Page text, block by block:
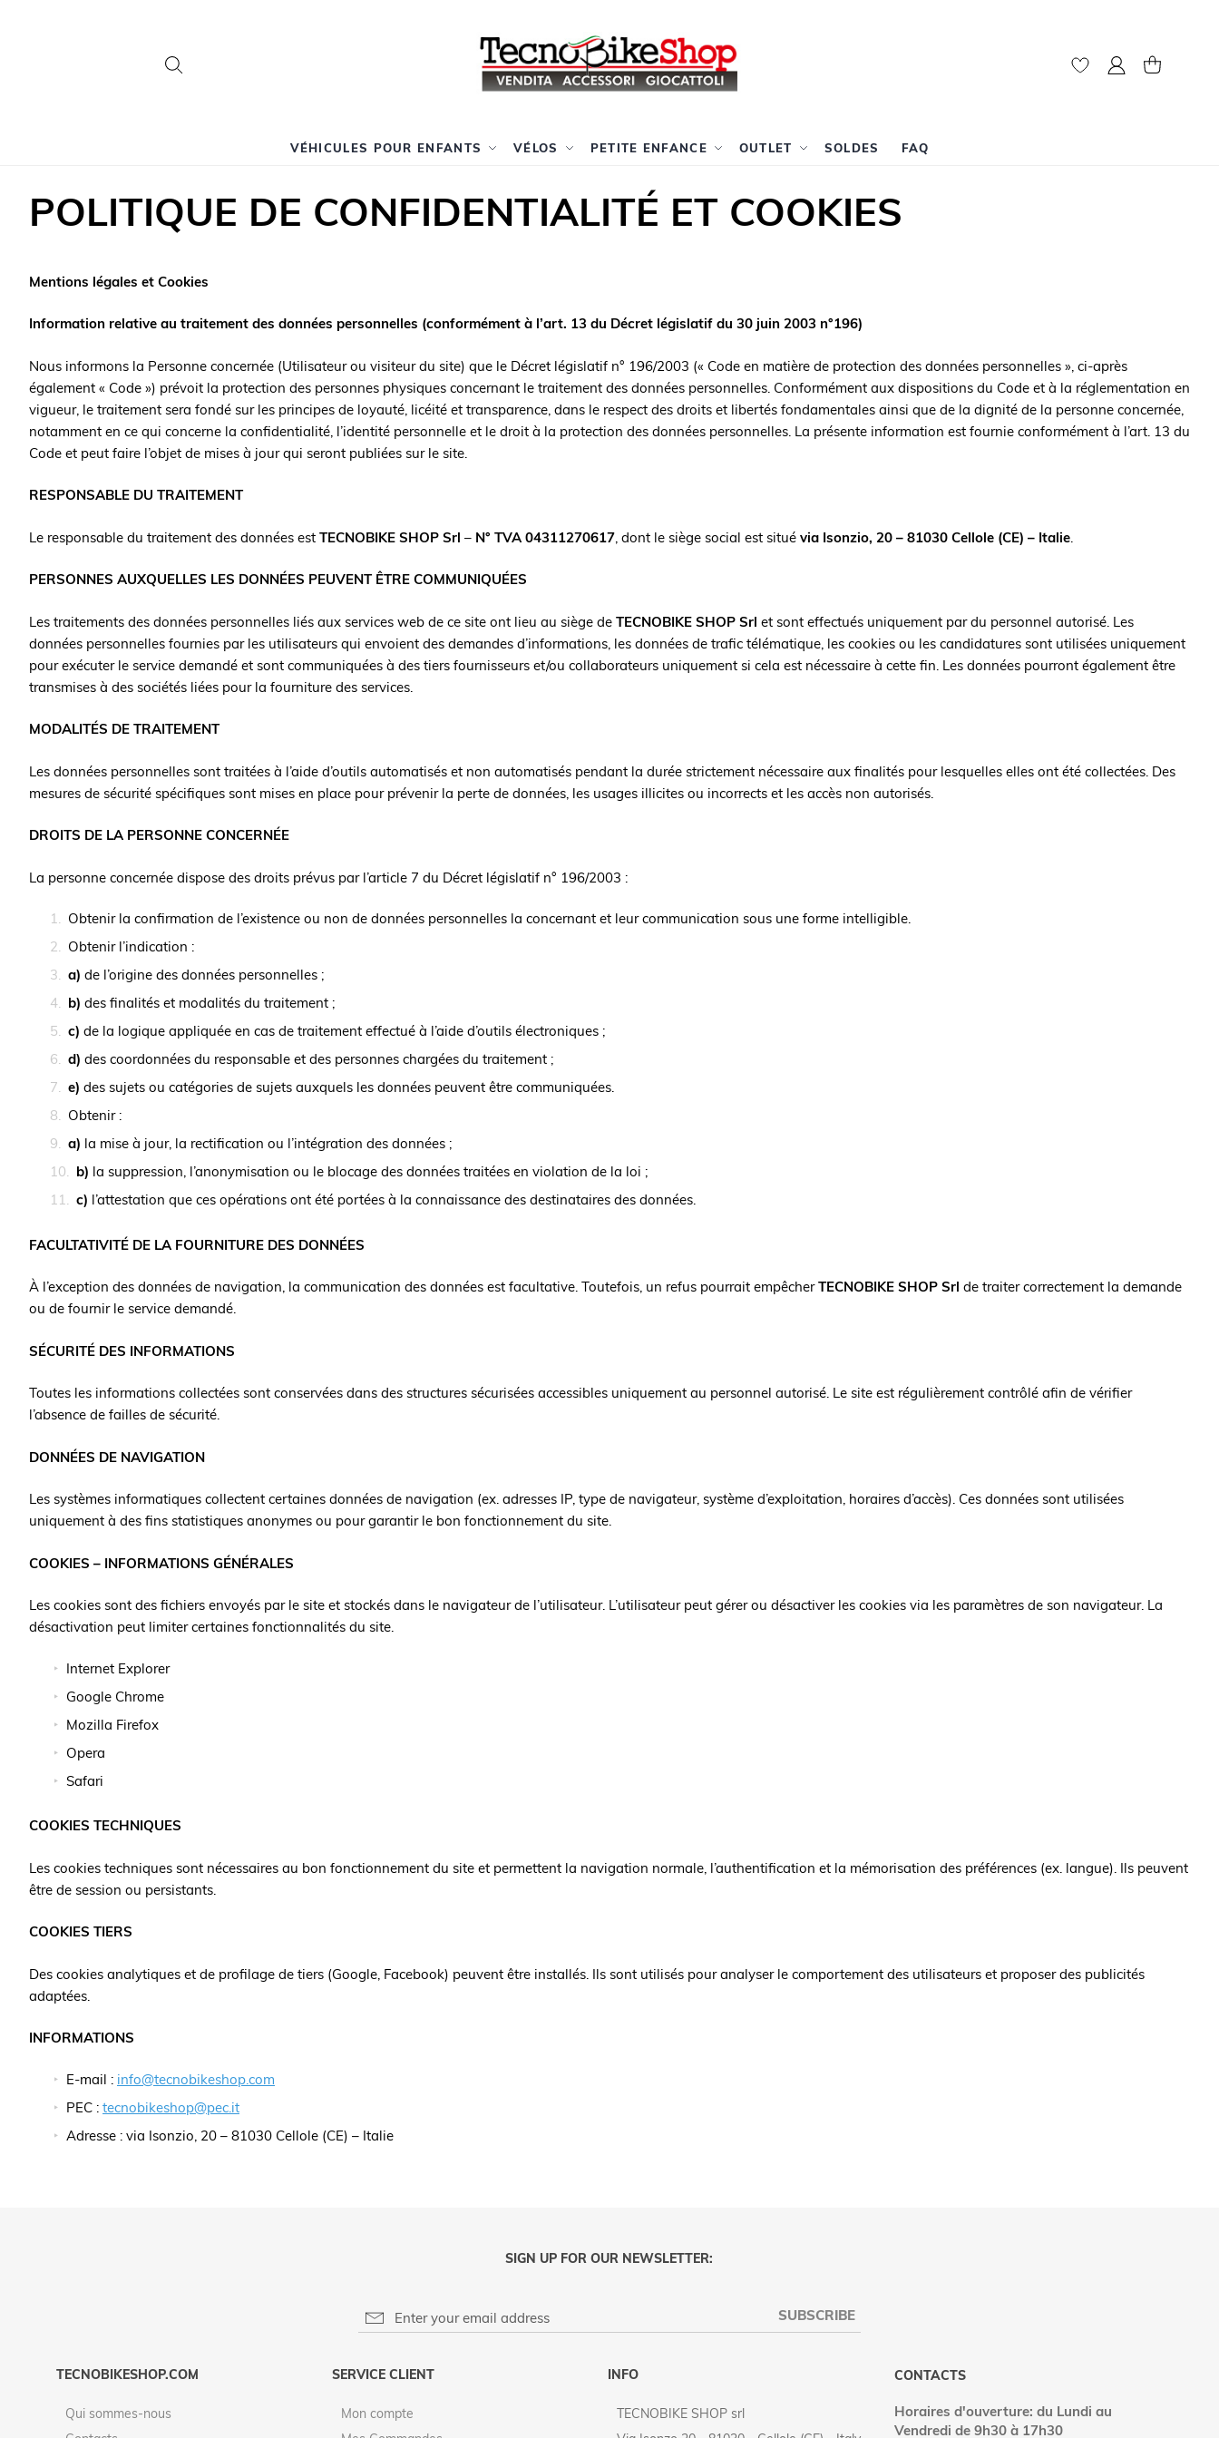
My Account
My Cart
Search
Search
VÉHICULES POUR ENFANTS VÉLOS PETITE ENFANCE OUTLET SOLDES FAQ
POLITIQUE DE CONFIDENTIALITÉ ET COOKIES
Mentions légales et Cookies
Information relative au traitement des données personnelles (conformément à l’art. 13 du Décret législatif du 30 juin 2003 n°196)
Nous informons la Personne concernée (Utilisateur ou visiteur du site) que le Décret législatif n° 196/2003 (« Code en matière de protection des données personnelles », ci-après
également « Code ») prévoit la protection des personnes physiques concernant le traitement des données personnelles. Conformément aux dispositions du Code et à la réglementation en
vigueur, le traitement sera fondé sur les principes de loyauté, licéité et transparence, dans le respect des droits et libertés fondamentales ainsi que de la dignité de la personne concernée,
notamment en ce qui concerne la confidentialité, l’identité personnelle et le droit à la protection des données personnelles. La présente information est fournie conformément à l’art. 13 du
Code et peut faire l’objet de mises à jour qui seront publiées sur le site.
RESPONSABLE DU TRAITEMENT
Le responsable du traitement des données est TECNOBIKE SHOP Srl – N° TVA 04311270617 , dont le siège social est situé via Isonzio, 20 – 81030 Cellole (CE) – Italie
PERSONNES AUXQUELLES LES DONNÉES PEUVENT ÊTRE COMMUNIQUÉES
Les traitements des données personnelles liés aux services web de ce site ont lieu au siège de TECNOBIKE SHOP Srl et sont effectués uniquement par du personnel autorisé. Les
données personnelles fournies par les utilisateurs qui envoient des demandes d’informations, les données de trafic télématique, les cookies ou les candidatures sont utilisées uniquement
pour exécuter le service demandé et sont communiquées à des tiers fournisseurs et/ou collaborateurs uniquement si cela est nécessaire à cette fin. Les données pourront également être
transmises à des sociétés liées pour la fourniture des services.
MODALITÉS DE TRAITEMENT
Les données personnelles sont traitées à l’aide d’outils automatisés et non automatisés pendant la durée strictement nécessaire aux finalités pour lesquelles elles ont été collectées. Des
mesures de sécurité spécifiques sont mises en place pour prévenir la perte de données, les usages illicites ou incorrects et les accès non autorisés.
DROITS DE LA PERSONNE CONCERNÉE
La personne concernée dispose des droits prévus par l’article 7 du Décret législatif n° 196/2003 :
Obtenir la confirmation de l’existence ou non de données personnelles la concernant et leur communication sous une forme intelligible.
Obtenir l’indication :
a) de l’origine des données personnelles ;
b) des finalités et modalités du traitement ;
c) de la logique appliquée en cas de traitement effectué à l’aide d’outils électroniques ;
d) des coordonnées du responsable et des personnes chargées du traitement ;
e) des sujets ou catégories de sujets auxquels les données peuvent être communiquées.
Obtenir :
a) la mise à jour, la rectification ou l’intégration des données ;
b) la suppression, l’anonymisation ou le blocage des données traitées en violation de la loi ;
c) l’attestation que ces opérations ont été portées à la connaissance des destinataires des données.
FACULTATIVITÉ DE LA FOURNITURE DES DONNÉES
À l’exception des données de navigation, la communication des données est facultative. Toutefois, un refus pourrait empêcherTECNOBIKE SHOP Srl de traiter correctement la demande
ou de fournir le service demandé.
SÉCURITÉ DES INFORMATIONS
Toutes les informations collectées sont conservées dans des structures sécurisées accessibles uniquement au personnel autorisé. Le site est régulièrement contrôlé afin de vérifier
l’absence de failles de sécurité.
DONNÉES DE NAVIGATION
Les systèmes informatiques collectent certaines données de navigation (ex. adresses IP, type de navigateur, système d’exploitation, horaires d’accès). Ces données sont utilisées
uniquement à des fins statistiques anonymes ou pour garantir le bon fonctionnement du site.
COOKIES – INFORMATIONS GÉNÉRALES
Les cookies sont des fichiers envoyés par le site et stockés dans le navigateur de l’utilisateur. L’utilisateur peut gérer ou désactiver les cookies via les paramètres de son navigateur. La
désactivation peut limiter certaines fonctionnalités du site.
Internet Explorer
Google Chrome
Mozilla Firefox
Opera
Safari
COOKIES TECHNIQUES
Les cookies techniques sont nécessaires au bon fonctionnement du site et permettent la navigation normale, l’authentification et la mémorisation des préférences (ex. langue). Ils peuvent
être de session ou persistants.
COOKIES TIERS
Des cookies analytiques et de profilage de tiers (Google, Facebook) peuvent être installés. Ils sont utilisés pour analyser le comportement des utilisateurs et proposer des publicités
adaptées.
INFORMATIONS
E-mail : info@tecnobikeshop.com
PEC : tecnobikeshop@pec.it
Adresse : via Isonzio, 20 – 81030 Cellole (CE) – Italie
SIGN UP FOR OUR NEWSLETTER:
PRIVACY POLICY
SUBSCRIBE
TECNOBIKESHOP.COM
Qui sommes-nous
SERVICE CLIENT
Mon compte
INFO
TECNOBIKE SHOP srl
CONTACTS
Horaires d'ouverture: du Lundi au
Vendredi de 9h30 à 17h30